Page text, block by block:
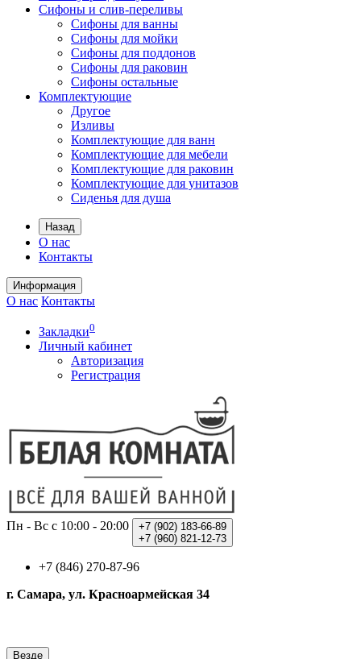
Сифоны и слив-переливы
Сифоны для ванны
Сифоны для мойки
Сифоны для поддонов
Сифоны для раковин
Сифоны остальные
Комплектующие
Другое
Изливы
Комплектующие для ванн
Комплектующие для мебели
Комплектующие для раковин
Комплектующие для унитазов
Сиденья для душа
Назад
О нас
Контакты
Информация
О нас Контакты
Закладки0
Личный кабинет
Авторизация
Регистрация
Пн - Вс с 10:00 - 20:00 +7 (902) 183-66-89
+7 (960) 821-12-73
+7 (846) 270-87-96
г. Самара, ул. Красноармейская 34
Везде